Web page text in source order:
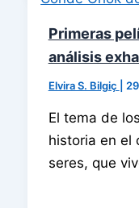
Primeras
análisis
Elvira S. Bilgiç
El tema de
historia en el
seres, que